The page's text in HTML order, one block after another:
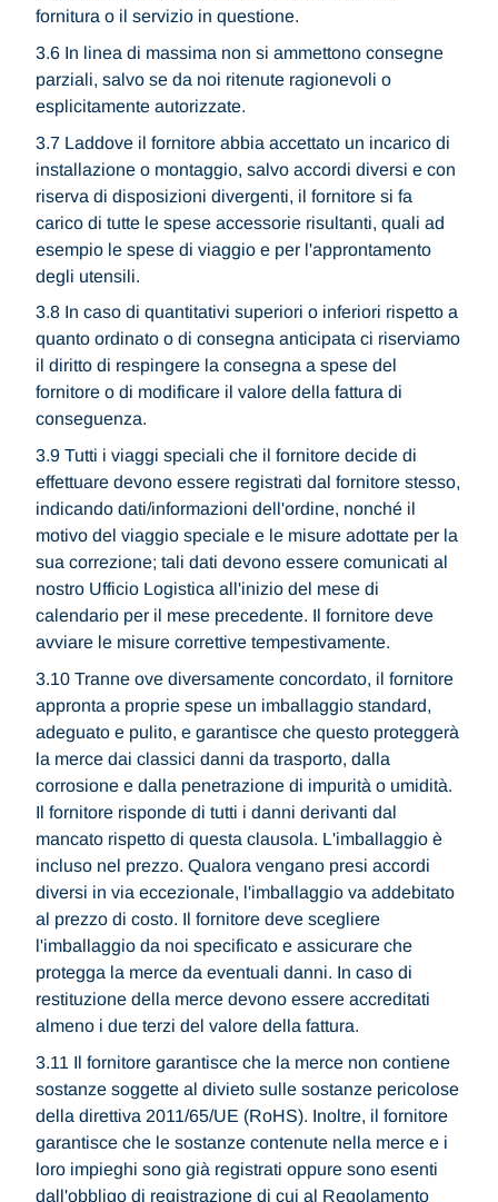
fornitura o il servizio in questione.
3.6 In linea di massima non si ammettono consegne
parziali, salvo se da noi ritenute ragionevoli o
esplicitamente autorizzate.
3.7 Laddove il fornitore abbia accettato un incarico di
installazione o montaggio, salvo accordi diversi e con
riserva di disposizioni divergenti, il fornitore si fa
carico di tutte le spese accessorie risultanti, quali ad
esempio le spese di viaggio e per l'approntamento
degli utensili.
3.8 In caso di quantitativi superiori o inferiori rispetto a
quanto ordinato o di consegna anticipata ci riserviamo
il diritto di respingere la consegna a spese del
fornitore o di modificare il valore della fattura di
conseguenza.
3.9 Tutti i viaggi speciali che il fornitore decide di
effettuare devono essere registrati dal fornitore stesso,
indicando dati/informazioni dell'ordine, nonché il
motivo del viaggio speciale e le misure adottate per la
sua correzione; tali dati devono essere comunicati al
nostro Ufficio Logistica all'inizio del mese di
calendario per il mese precedente. Il fornitore deve
avviare le misure correttive tempestivamente.
3.10 Tranne ove diversamente concordato, il fornitore
appronta a proprie spese un imballaggio standard,
adeguato e pulito, e garantisce che questo proteggerà
la merce dai classici danni da trasporto, dalla
corrosione e dalla penetrazione di impurità o umidità.
Il fornitore risponde di tutti i danni derivanti dal
mancato rispetto di questa clausola. L'imballaggio è
incluso nel prezzo. Qualora vengano presi accordi
diversi in via eccezionale, l'imballaggio va addebitato
al prezzo di costo. Il fornitore deve scegliere
l'imballaggio da noi specificato e assicurare che
protegga la merce da eventuali danni. In caso di
restituzione della merce devono essere accreditati
almeno i due terzi del valore della fattura.
3.11 Il fornitore garantisce che la merce non contiene
sostanze soggette al divieto sulle sostanze pericolose
della direttiva 2011/65/UE (RoHS). Inoltre, il fornitore
garantisce che le sostanze contenute nella merce e i
loro impieghi sono già registrati oppure sono esenti
dall'obbligo di registrazione di cui al Regolamento